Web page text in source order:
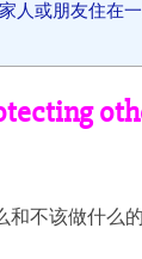
或朋友住在
不该做什么的